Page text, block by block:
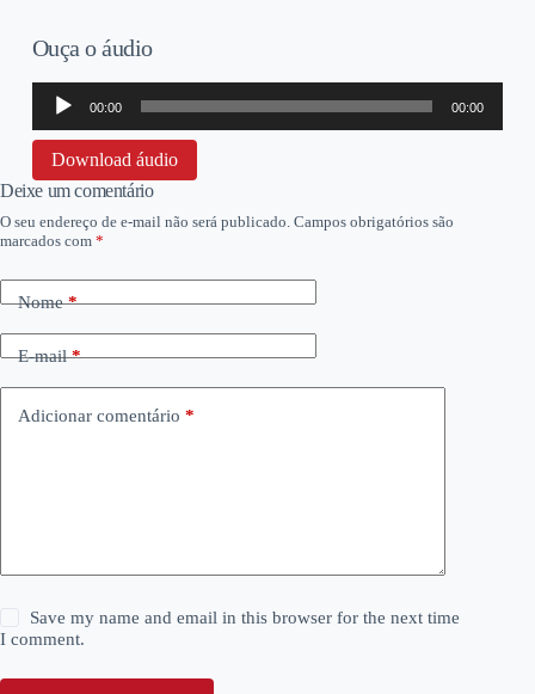
Ouça o áudio
Tocador
áudio
00:00 00:00
Download áudio
Deixe um comentário
O seu endereço de e-mail não será publicado. Campos obrigatórios são
marcados com *
Nome*
E-mail*
Adicionar comentário *
Save my name and email in this browser for the next time
I comment.